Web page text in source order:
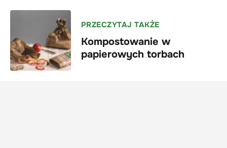
PRZECZYTAJ TAKŻE
Kompostowanie w
papierowych torbach